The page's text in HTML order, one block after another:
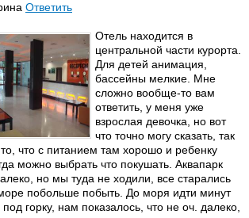
Ответить
Отель находится в
центральной части курорта.
Для детей анимация,
бассейны мелкие. Мне
сложно вообще-то вам
ответить, у меня уже
взрослая девочка, но вот
что точно могу сказать, так
то, что с питанием там хорошо и ребенку
можно выбрать что покушать. Аквапарк
но мы туда не ходили, все старались
побольше побыть. До моря идти минут
под горку, нам показалось, что не оч. далеко,